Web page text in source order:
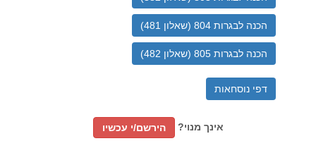
הכנה לבגרות 804 (שאלון 481)
הכנה לבגרות 805 (שאלון 482)
דפי נוסחאות
אינך מנוי? הירשם/י עכשיו